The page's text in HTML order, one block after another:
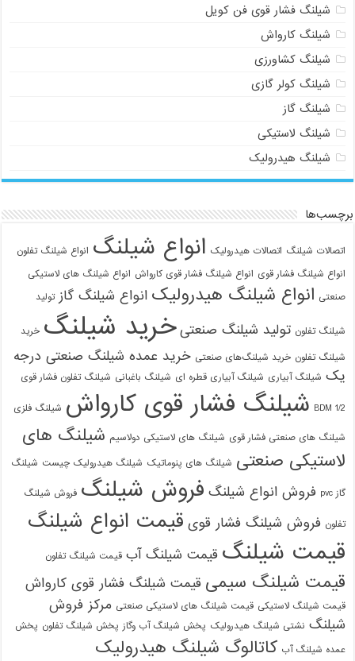
شیلنگ فشار قوی فن کویل
شیلنگ کارواش
شیلنگ کشاورزی
شیلنگ کولر گازی
شیلنگ گاز
شیلنگ لاستیکی
شیلنگ هیدرولیک
برچسب‌ها
اتصالات شیلنگ اتصالات هیدرولیک انواع شیلنگ انواع شیلنگ تفلون
انواع شیلنگ فشار قوی انواع شیلنگ فشار قوی کارواش انواع شیلنگ های لاستیکی
صنعتی انواع شیلنگ هیدرولیک انواع شیلنگ گاز تولید
شیلنگ تفلون تولید شیلنگ صنعتی خرید شیلنگ خرید
شیلنگ تفلون خرید شیلنگ‌های صنعتی خرید عمده شیلنگ صنعتی درجه
یک شیلنگ آبیاری شیلنگ آبیاری قطره ای شیلنگ باغبانی شیلنگ تفلون فشار قوی
1/2 BDM شیلنگ فشار قوی کارواش شیلنگ فلزی
شیلنگ های صنعتی فشار قوی شیلنگ های لاستیکی دولاسیم شیلنگ های
لاستیکی صنعتی شیلنگ های پنوماتیک شیلنگ هیدرولیک چیست شیلنگ
گاز pvc فروش انواع شیلنگ فروش شیلنگ فروش شیلنگ
تفلون فروش شیلنگ فشار قوی قیمت انواع شیلنگ
قیمت شیلنگ قیمت شیلنگ آب قیمت شیلنگ تفلون
قیمت شیلنگ سیمی قیمت شیلنگ فشار قوی کارواش
قیمت شیلنگ لاستیکی قیمت شیلنگ های لاستیکی صنعتی مرکز فروش
شیلنگ نشتی شیلنگ هیدرولیک پخش شیلنگ آب وگاز پخش شیلنگ تفلون پخش
عمده شیلنگ آب کاتالوگ شیلنگ هیدرولیک